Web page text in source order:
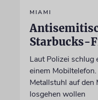
MIAMI
Starbucks-
Laut Polizei schlug
einem
Metallstuhl auf den
losgehen wollen